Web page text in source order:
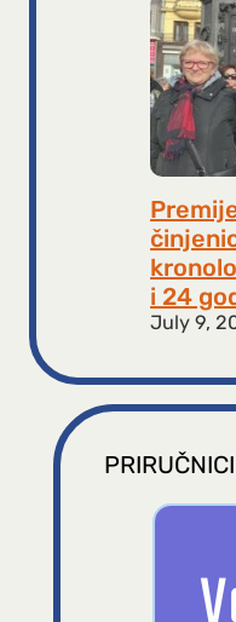
i 24
July 9,
PRIRUČNICI